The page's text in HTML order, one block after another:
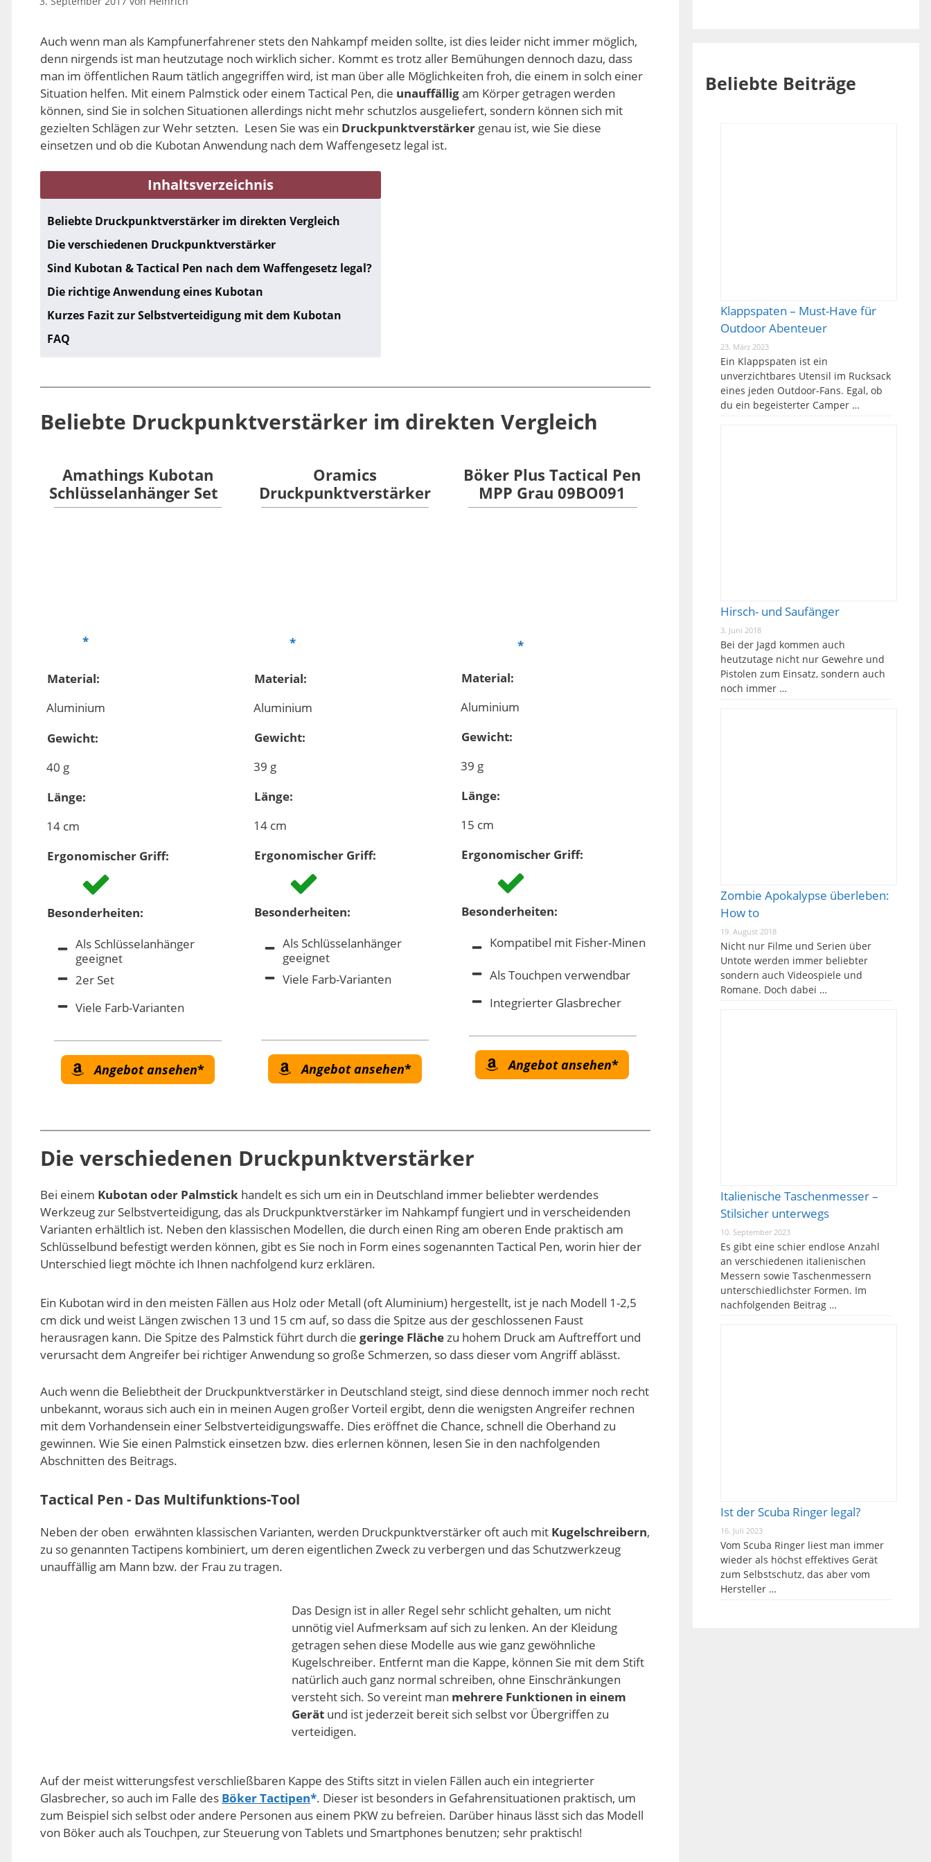
Auch wenn man als Kampfunerfahrener stets den Nahkampf meiden sollte, ist dies leider nicht immer möglich,
denn nirgends ist man heutzutage noch wirklich sicher. Kommt es trotz aller Bemühungen dennoch dazu, dass
man im öffentlichen Raum tätlich angegriffen wird, ist man über alle Möglichkeiten froh, die einem in solch einer
Situation helfen. Mit einem Palmstick oder einem Tactical Pen, die unauffälligam Körper getragen werden
können, sind Sie in solchen Situationen allerdings nicht mehr schutzlos ausgeliefert, sondern können sich mit
gezielten Schlägen zur Wehr setzten. Lesen Sie was ein Druckpunktverstärker genau ist, wie Sie diese
einsetzen und ob die Kubotan Anwendung nach dem Waffengesetz legal ist.
Inhaltsverzeichnis
Beliebte Druckpunktverstärker im direkten Vergleich
Die verschiedenen Druckpunktverstärker
Sind Kubotan & Tactical Pen nach dem Waffengesetz legal?
Die richtige Anwendung eines Kubotan
Kurzes Fazit zur Selbstverteidigung mit dem Kubotan
FAQ
Beliebte Druckpunktverstärker im direkten Vergleich
Amathings Kubotan
Schlüsselanhänger Set
Material:
Aluminium
Gewicht:
40 g
Länge:
14 cm
Ergonomischer Griff:
Besonderheiten:
Als Schlüsselanhänger
geeignet
2er Set
Viele Farb-Varianten
Angebot ansehen
Oramics
Druckpunktverstärker
Material:
Aluminium
Gewicht:
39 g
Länge:
14 cm
Ergonomischer Griff:
Besonderheiten:
Als Schlüsselanhänger
geeignet
Viele Farb-Varianten
Angebot ansehen
Böker Plus Tactical Pen
MPP Grau 09BO091
Material:
Aluminium
Gewicht:
39 g
Länge:
15 cm
Ergonomischer Griff:
Besonderheiten:
Kompatibel mit Fisher-Minen
Als Touchpen verwendbar
Integrierter Glasbrecher
Angebot ansehen
Die verschiedenen Druckpunktverstärker
Bei einem Kubotan oder Palmstick handelt es sich um ein in Deutschland immer beliebter werdendes
Werkzeug zur Selbstverteidigung, das als Druckpunktverstärker im Nahkampf fungiert und in verscheidenden
Varianten erhältlich ist. Neben den klassischen Modellen, die durch einen Ring am oberen Ende praktisch am
Schlüsselbund befestigt werden können, gibt es Sie noch in Form eines sogenannten Tactical Pen, worin hier der
Unterschied liegt möchte ich Ihnen nachfolgend kurz erklären.
Ein Kubotan wird in den meisten Fällen aus Holz oder Metall (oft Aluminium) hergestellt, ist je nach Modell 1-2,5
cm dick und weist Längen zwischen 13 und 15 cm auf, so dass die Spitze aus der geschlossenen Faust
herausragen kann. Die Spitze des Palmstick führt durch die geringe Flächezu hohem Druck am Auftreffort und
verursacht dem Angreifer bei richtiger Anwendung so große Schmerzen, so dass dieser vom Angriff ablässt.
Auch wenn die Beliebtheit der Druckpunktverstärker in Deutschland steigt, sind diese dennoch immer noch recht
unbekannt, woraus sich auch ein in meinen Augen großer Vorteil ergibt, denn die wenigsten Angreifer rechnen
mit dem Vorhandensein einer Selbstverteidigungswaffe. Dies eröffnet die Chance, schnell die Oberhand zu
gewinnen. Wie Sie einen Palmstick einsetzen bzw. dies erlernen können, lesen Sie in den nachfolgenden
Abschnitten des Beitrags.
Tactical Pen - Das Multifunktions-Tool
Neben der oben erwähnten klassischen Varianten, werden Druckpunktverstärker oft auch mit Kugelschreibern,
zu so genannten Tactipens kombiniert, um deren eigentlichen Zweck zu verbergen und das Schutzwerkzeug
unauffällig am Mann bzw. der Frau zu tragen.
Das Design ist in aller Regel sehr schlicht gehalten, um nicht
unnötig viel Aufmerksam auf sich zu lenken. An der Kleidung
getragen sehen diese Modelle aus wie ganz gewöhnliche
Kugelschreiber. Entfernt man die Kappe, können Sie mit dem Stift
natürlich auch ganz normal schreiben, ohne Einschränkungen
versteht sich. So vereint man mehrere Funktionen in einem
Gerätund ist jederzeit bereit sich selbst vor Übergriffen zu
verteidigen.
Auf der meist witterungsfest verschließbaren Kappe des Stifts sitzt in vielen Fällen auch ein integrierter
Glasbrecher, so auch im Falle des Böker Tactipen . Dieser ist besonders in Gefahrensituationen praktisch, um
zum Beispiel sich selbst oder andere Personen aus einem PKW zu befreien. Darüber hinaus lässt sich das Modell
von Böker auch als Touchpen, zur Steuerung von Tablets und Smartphones benutzen; sehr praktisch!
Beliebte Beiträge
Klappspaten – Must-Have für
Outdoor Abenteuer
23. März 2023
Ein Klappspaten ist ein
unverzichtbares Utensil im Rucksack
eines jeden Outdoor-Fans. Egal, ob
du ein begeisterter Camper …
Hirsch- und Saufänger
3. Juni 2018
Bei der Jagd kommen auch
heutzutage nicht nur Gewehre und
Pistolen zum Einsatz, sondern auch
noch immer …
Zombie Apokalypse überleben:
How to
19. August 2018
Nicht nur Filme und Serien über
Untote werden immer beliebter
sondern auch Videospiele und
Romane. Doch dabei …
Italienische Taschenmesser –
Stilsicher unterwegs
10. September 2023
Es gibt eine schier endlose Anzahl
an verschiedenen italienischen
Messern sowie Taschenmessern
unterschiedlichster Formen. Im
nachfolgenden Beitrag …
Ist der Scuba Ringer legal?
16. Juli 2023
Vom Scuba Ringer liest man immer
wieder als höchst effektives Gerät
zum Selbstschutz, das aber vom
Hersteller …